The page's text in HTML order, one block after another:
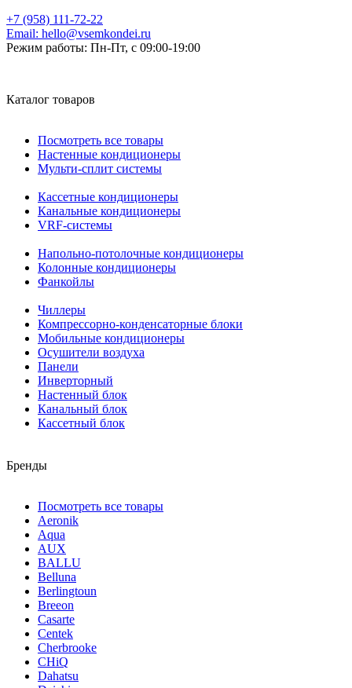
+7 (958) 111-72-22
Email: hello@vsemkondei.ru
Режим работы: Пн-Пт, с 09:00-19:00
Каталог товаров
Посмотреть все товары
Настенные кондиционеры
Мульти-сплит системы
Кассетные кондиционеры
Канальные кондиционеры
VRF-системы
Напольно-потолочные кондиционеры
Колонные кондиционеры
Фанкойлы
Чиллеры
Компрессорно-конденсаторные блоки
Мобильные кондиционеры
Осушители воздуха
Панели
Инверторный
Настенный блок
Канальный блок
Кассетный блок
Бренды
Посмотреть все товары
Aeronik
Aqua
AUX
BALLU
Belluna
Berlingtoun
Breeon
Casarte
Centek
Cherbrooke
CHiQ
Dahatsu